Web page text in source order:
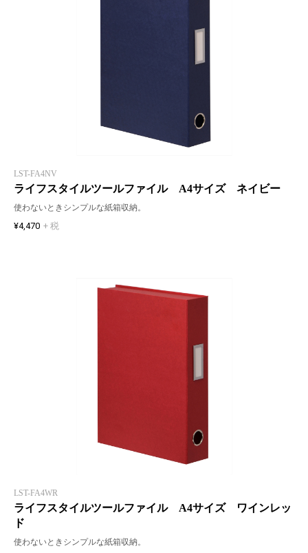
LST-FA4NV
ライフスタイルツールファイル A4サイズ ネイビー
使わないときシンプルな紙箱収納。
¥4,470 + 税
LST-FA4WR
ライフスタイルツールファイル A4サイズ ワインレッ
ド
使わないときシンプルな紙箱収納。